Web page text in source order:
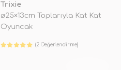
Trixie
ø25×13cm Toplarıyla Kat Kat
Oyuncak
(2 Değerlendirme)